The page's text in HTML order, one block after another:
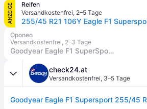
ANZEIGE
Reifen
Versandkostenfrei, 2–5 Tage
Oponeo
Versandkostenfrei, 2–3 Tage
Goodyear Eagle F1 SuperSport 255/45 R21 106 Y XL, NE0
check24.at
Versandkostenfrei, 3–5 Tage